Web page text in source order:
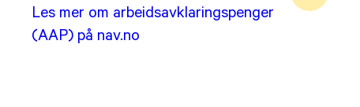
Les mer om arbeidsavklaringspenger
(AAP) på nav.no